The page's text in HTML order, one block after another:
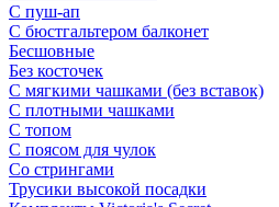
С пуш-ап
С бюстгальтером балконет
Бесшовные
Без косточек
С мягкими чашками (без вставок)
С плотными чашками
С топом
С поясом для чулок
Со стрингами
Трусики высокой посадки